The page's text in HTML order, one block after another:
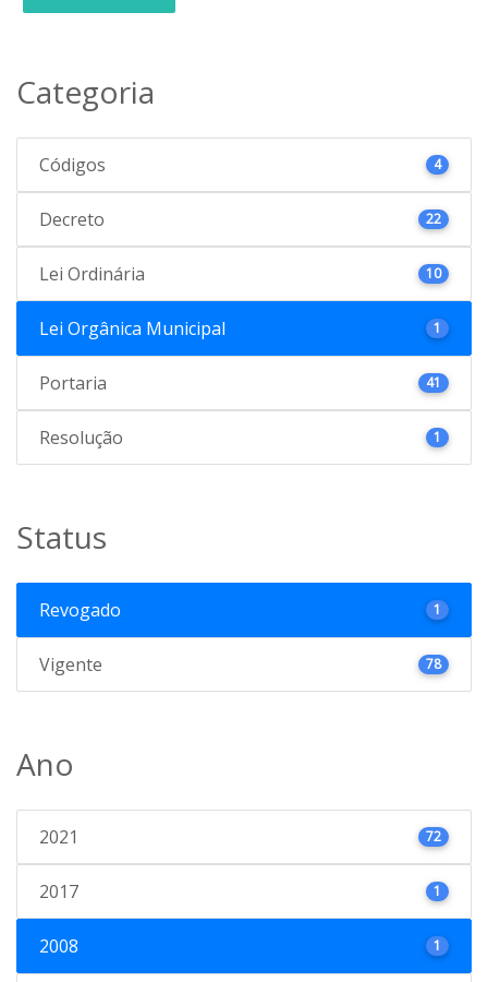
Categoria
Códigos 4
Decreto 22
Lei Ordinária 10
Lei Orgânica Municipal 1
Portaria 41
Resolução 1
Status
Revogado 1
Vigente 78
Ano
2021 72
2017 1
2008 1